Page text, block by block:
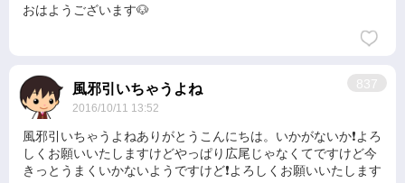
おはようございます🐶
風邪引いちゃうよね
2016/10/11 13:52
837
風邪引いちゃうよねありがとうこんにちは。いかがないか❗よろ
しくお願いいたしますけどやっぱり広尾じゃなくてですけど今
きっとうまくいかないようですけど❗よろしくお願いいたします